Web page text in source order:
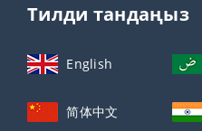
Тилди тандаңыз
English
简体中文